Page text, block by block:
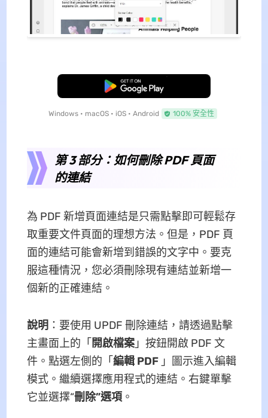
免費下載
Windows • macOS • iOS • Android 100% 安全性
第 3 部分：如何刪除 PDF 頁面
的連結
為 PDF 新增頁面連結是只需點擊即可輕鬆存
取重要文件頁面的理想方法。但是，PDF 頁
面的連結可能會新增到錯誤的文字中。要克
服這種情況，您必須刪除現有連結並新增一
個新的正確連結。
說明 ：要使用 UPDF 刪除連結，請透過點擊
主畫面上的「 開啟檔案」按鈕開啟 PDF 文
件。點選左側的「 編輯 PDF」圖示進入編輯
模式。繼續選擇應用程式的連結。右鍵單擊
它並選擇“刪除”選項。